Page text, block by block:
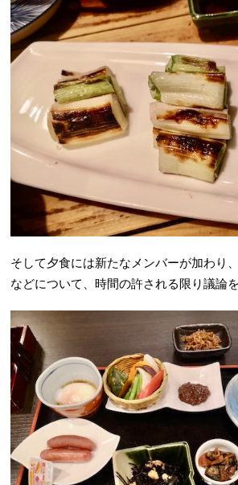
そして夕食には新たなメンバーが加わり
などについて、時間の許される限り議論を